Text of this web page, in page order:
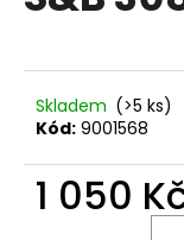
5
hvězdiček.
Skladem (>5 ks)
Kód: 9001568
1 050
j
?